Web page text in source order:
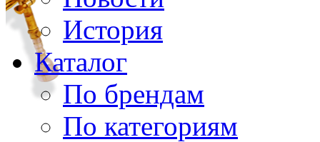
История
Каталог
По брендам
По категориям